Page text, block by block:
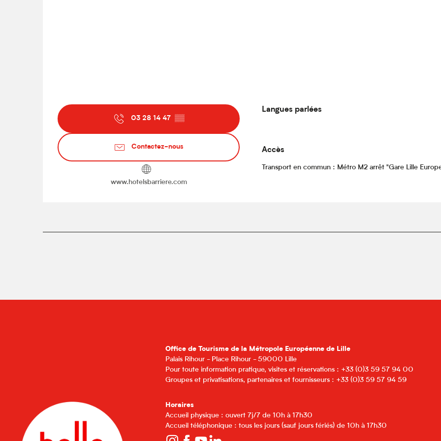
03 28 14 47 ▒▒
Contactez-nous
www.hotelsbarriere.com
Langues parlées
Langues parlées
Accès
Accès
Transport en commun : Métro M2 arrêt "Gare Lille
Office de Tourisme de la Métropole Européenne de Lille
Palais Rihour - Place Rihour - 59000 Lille
Pour toute information pratique, visites et réservations : +33 (0)3 59 57 94 00
Groupes et privatisations, partenaires et fournisseurs : +33 (0)3 59 57 94 59
Horaires
Accueil physique : ouvert 7j/7 de 10h à 17h30
Accueil téléphonique : tous les jours (sauf jours fériés) de 10h à 17h30